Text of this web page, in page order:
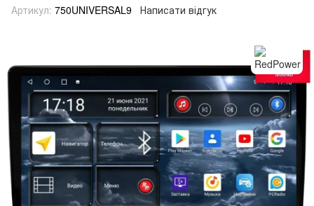
Артикул: 750UNIVERSAL9 Написати відгук